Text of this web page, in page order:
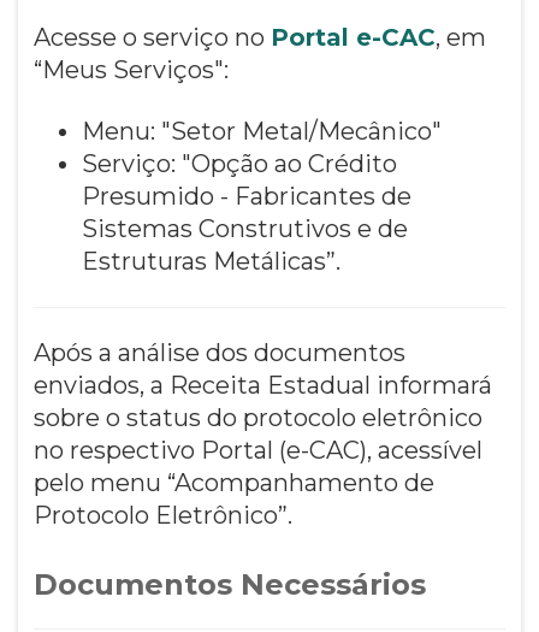
Acesse o serviço no Portal e-CAC, em
“Meus Serviços":
Menu: "Setor Metal/Mecânico"
Serviço: "Opção ao Crédito
Presumido - Fabricantes de
Sistemas Construtivos e de
Estruturas Metálicas”.
Após a análise dos documentos
enviados, a Receita Estadual informará
sobre o status do protocolo eletrônico
no respectivo Portal (e-CAC), acessível
pelo menu “Acompanhamento de
Protocolo Eletrônico”.
Documentos Necessários